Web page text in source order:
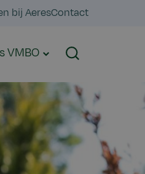
bij AeresContact
VMBO Zoeken